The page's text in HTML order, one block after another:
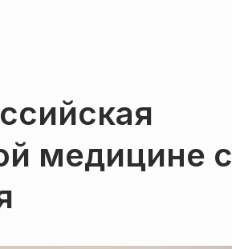
медицине с